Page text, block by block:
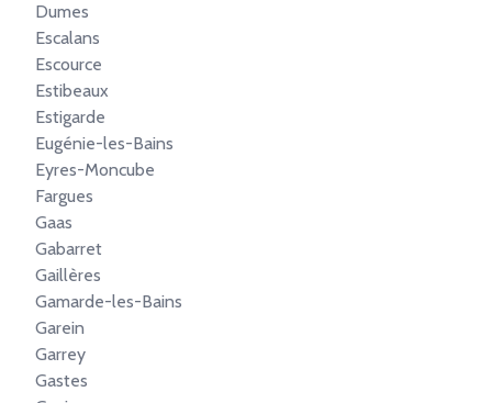
Dumes
Escalans
Escource
Estibeaux
Estigarde
Eugénie-les-Bains
Eyres-Moncube
Fargues
Gaas
Gabarret
Gaillères
Gamarde-les-Bains
Garein
Garrey
Gastes